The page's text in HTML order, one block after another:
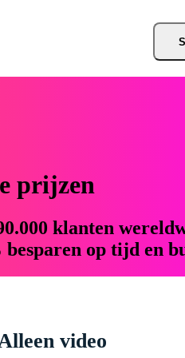
prijzen
klanten
op tijd en
video